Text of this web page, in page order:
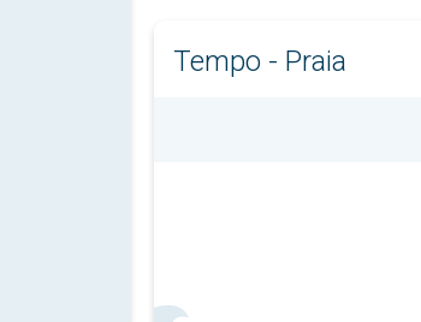
Tempo - Praia